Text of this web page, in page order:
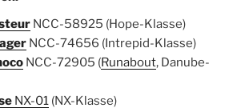
NCC-58925 (Hope-Klasse)
NCC-74656 (Intrepid-Klasse)
NCC-72905 (Runabout, Danube-
NX-01 (NX-Klasse)